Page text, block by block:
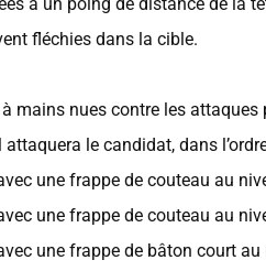
fléchies dans la cible.
mains nues contre les
le candidat, dans
une frappe de couteau au
une frappe de couteau au
une frappe de bâton court au